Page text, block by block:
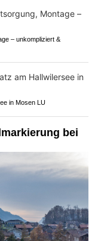
– unkompliziert &
in Mosen LU
bei